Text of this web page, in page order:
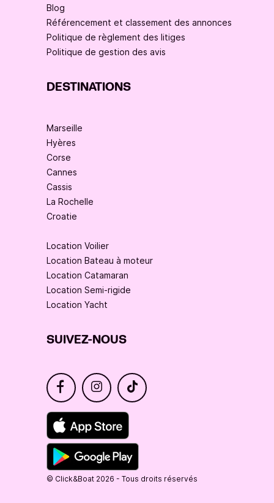
Blog
Référencement et classement des annonces
Politique de règlement des litiges
Politique de gestion des avis
DESTINATIONS
Marseille
Hyères
Corse
Cannes
Cassis
La Rochelle
Croatie
Location Voilier
Location Bateau à moteur
Location Catamaran
Location Semi-rigide
Location Yacht
SUIVEZ-NOUS
© Click&Boat 2026 - Tous droits réservés